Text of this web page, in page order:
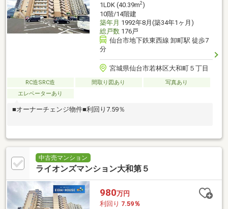
1LDK (40.39m2)
10階/14階建
築年月 1992年8月(築34年1ヶ月)
総戸数176戸
仙台市地下鉄東西線 卸町駅 徒歩7
分
宮城県仙台市若林区大和町５丁目
RC造SRC造 間取り図あり
写真あり
エレベーターあり
■オーナーチェンジ物件■利回り7.59％
中古売マンション
ライオンズマンション大和第５
980万円
利回り 7.59％